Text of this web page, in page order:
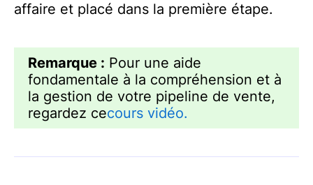
affaire et placé dans la première étape.
Remarque : Pour une aide
fondamentale à la compréhension et à
la gestion de votre pipeline de vente,
regardez cecours vidéo.